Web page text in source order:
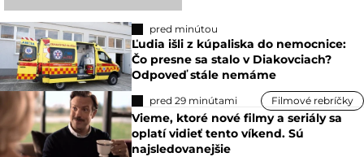
pred minútou
Ľudia išli z kúpaliska do nemocnice:
Čo presne sa stalo v Diakovciach?
Odpoveď stále nemáme
pred 29 minútami Filmové rebríčky
Vieme, ktoré nové filmy a seriály sa
oplatí vidieť tento víkend. Sú
najsledovanejšie